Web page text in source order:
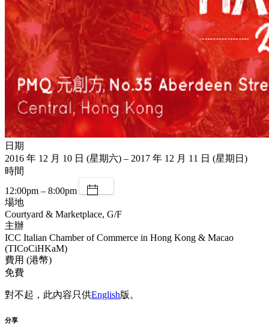
日期
2016 年 12 月 10 日 (星期六) – 2017 年 12 月 11 日 (星期日)
時間
12:00pm – 8:00pm
場地
Courtyard & Marketplace, G/F
主辦
ICC Italian Chamber of Commerce in Hong Kong & Macao
(TICoCiHKaM)
費用 (港幣)
免費
對不起，此內容只供English版。
分享